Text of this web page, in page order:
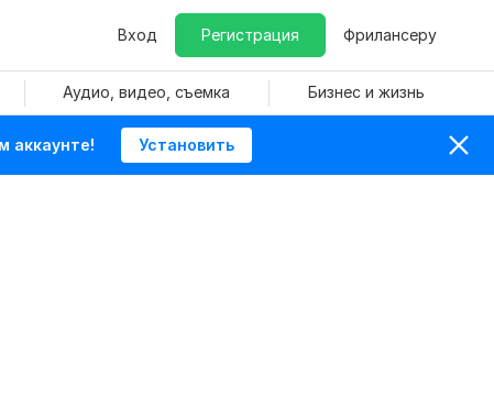
Вход Регистрация Фрилансеру
Аудио, видео, съемка Бизнес и жизнь
аккаунте! Установить